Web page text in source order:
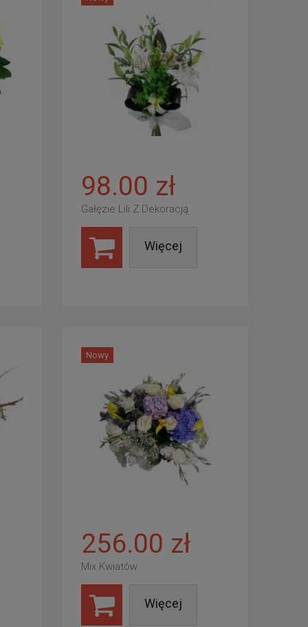
98.00 zł
Gałęzie Lili Z Dekoracją
Więcej
Nowy
256.00 zł
Mix Kwiatów
Więcej